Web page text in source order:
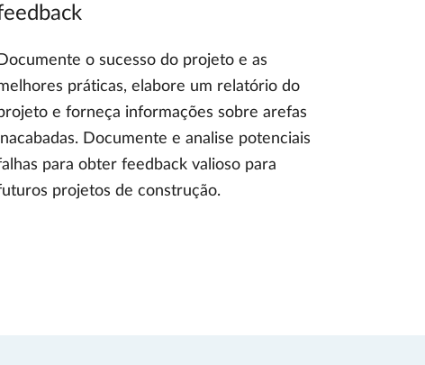
Documente o sucesso do projeto e as
práticas, elabore um relatório do
e forneça informações sobre arefas
Documente e analise potenciais
para obter feedback valioso para
projetos de construção.